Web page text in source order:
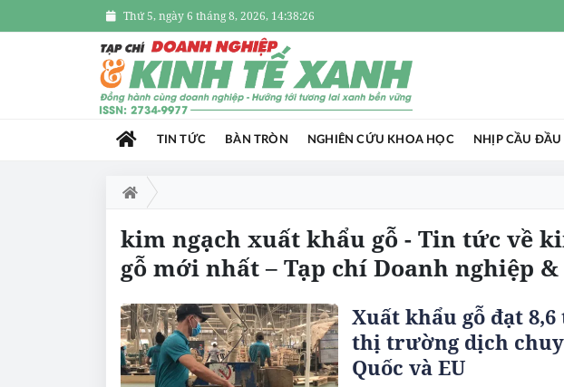
Thứ 5, ngày 6 tháng 8, 2026, 14:38:27
TIN TỨC BÀN TRÒN NGHIÊN CỨU KHOA HỌC NHỊP CẦU
kim ngạch xuất khẩu gỗ - Tin tức về
gỗ mới nhất – Tạp chí Doanh nghiệp
Xuất khẩu gỗ đạt
thị trường dịch
Quốc và EU